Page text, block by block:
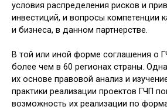
условия распределения рисков и
инвестиций, и вопросы компетенции
и бизнеса, в данном партнерстве.
В той или иной форме соглашения о
более чем в 60 ре­гионах страны.
их основе правовой анализ и
практики реа­лизации проектов ГЧП
возможность их реализации по